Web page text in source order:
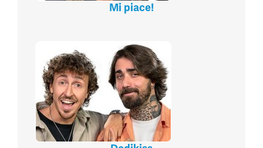
Mi piace!